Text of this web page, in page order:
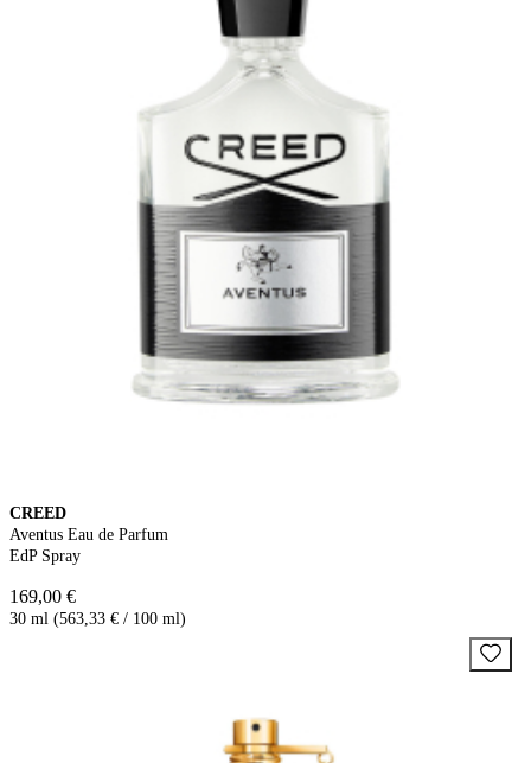
CREED
Aventus Eau de Parfum
EdP Spray
169,00 €
30 ml (563,33 € / 100 ml)